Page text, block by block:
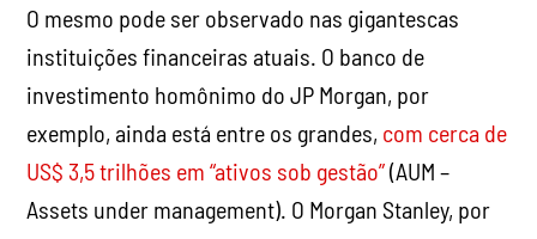
O mesmo pode ser observado nas gigantescas
instituições financeiras atuais. O banco de
investimento homônimo do JP Morgan, por
exemplo, ainda está entre os grandes, com cerca de
US$ 3,5 trilhões em “ativos sob gestão”(AUM –
Assets under management). O Morgan Stanley, por